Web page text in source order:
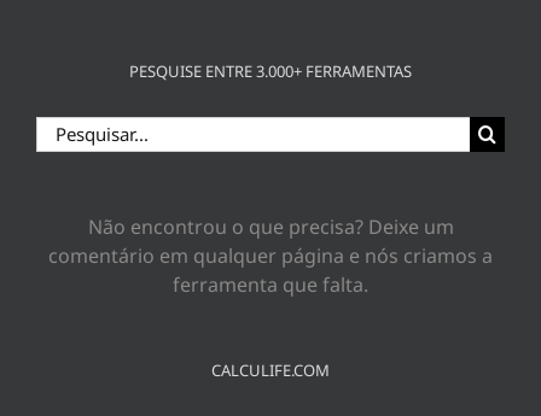
PESQUISE ENTRE 3.000+ FERRAMENTAS
Buscar
resultados
Não encontrou o que precisa? Deixe um
comentário em qualquer página e nós criamos a
ferramenta que falta.
CALCULIFE.COM